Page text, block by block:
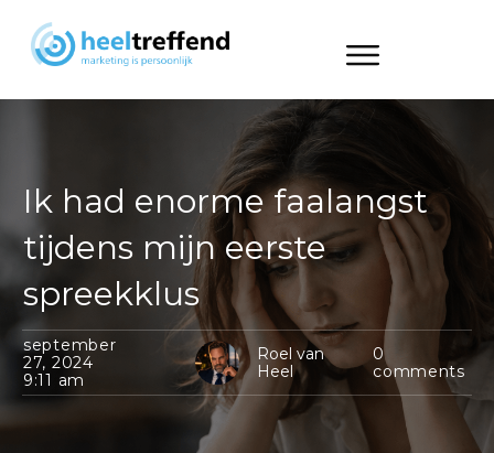
Ik had enorme faalangst
tijdens mijn eerste
spreekklus
september
27, 2024
9:11 am
Roel van
Heel
0
comments